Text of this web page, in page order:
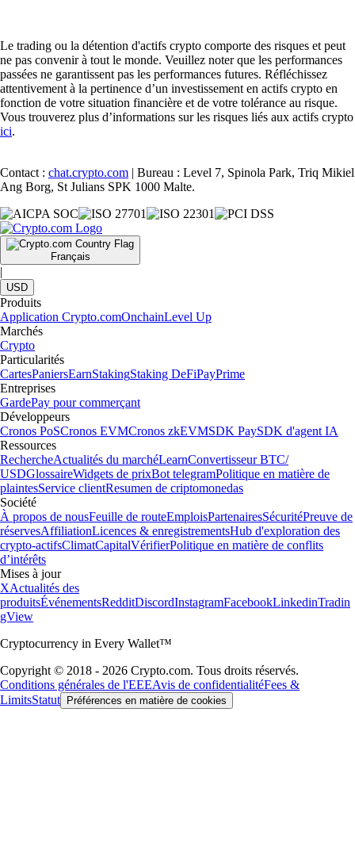
Le trading ou la détention d'actifs crypto comporte des risques et peut
ne pas convenir à tout le monde. Veuillez noter que les performances
passées ne garantissent pas les performances futures. Réfléchissez
attentivement à la pertinence d’un investissement en actifs crypto en
fonction de votre situation financière et de votre tolérance au risque.
Vous trouverez plus d’informations sur les risques liés aux actifs crypto
ici.
Contact : chat.crypto.com | Bureau : Level 7, Spinola Park, Triq Mikiel
Ang Borg, St Julians SPK 1000 Malte.
Français
|
USD
Produits
Application Crypto.comOnchainLevel Up
Marchés
Crypto
Particularités
CartesPaniersEarnStakingStaking DeFiPayPrime
Entreprises
GardePay pour commerçant
Développeurs
Cronos PoSCronos EVMCronos zkEVMSDK PaySDK d'agent IA
Ressources
RechercheActualités du marchéLearnConvertisseur BTC/
USDGlossaireWidgets de prixBot telegramPolitique en matière de
plaintesService clientResumen de criptomonedas
Société
À propos de nousFeuille de routeEmploisPartenairesSécuritéPreuve de
réservesAffiliationLicences & enregistrementsHub d'exploration des
crypto-actifsClimatCapitalVérifierPolitique en matière de conflits
d’intérêts
Mises à jour
XActualités des
produitsÉvénementsRedditDiscordInstagramFacebookLinkedinTradin
gView
Cryptocurrency in Every Wallet™
Copyright © 2018 - 2026 Crypto.com. Tous droits réservés.
Conditions générales de l'EEEAvis de confidentialitéFees &
LimitsStatut Préférences en matière de cookies